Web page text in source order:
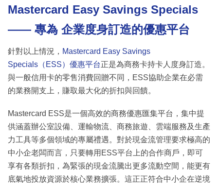
Mastercard Easy Savings Specials
—— 專為 企業度身訂造的優惠平台
針對以上情況， Mastercard Easy Savings
Specials（ESS）優惠平台正是為商務卡持卡人度身訂造。
與一般信用卡的零售消費回贈不同，ESS協助企業在必需
的業務開支上，賺取最大化的折扣與回饋。
Mastercard ESS是一個高效的商務優惠匯集平台，集中提
供涵蓋辦公室設備、運輸物流、商務旅遊、雲端服務及生產
力工具等多個領域的專屬禮遇。對於現金流管理要求極高的
中小企老闆而言，只要轉用ESS平台上的合作商戶，即可
享有各類折扣，為緊張的現金流騰出更多流動空間，能更有
底氣地投放資源於核心業務擴張。這正正符合中小企在逆境